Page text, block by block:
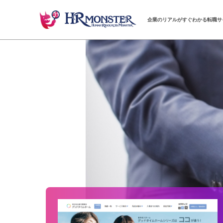
企業のリアルがすぐわかる転職